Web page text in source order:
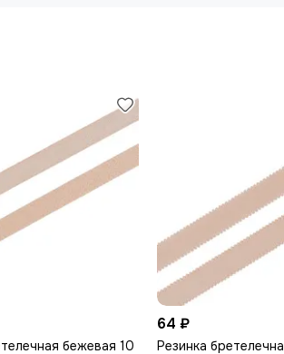
бежевая 10
64 ₽
Резинка